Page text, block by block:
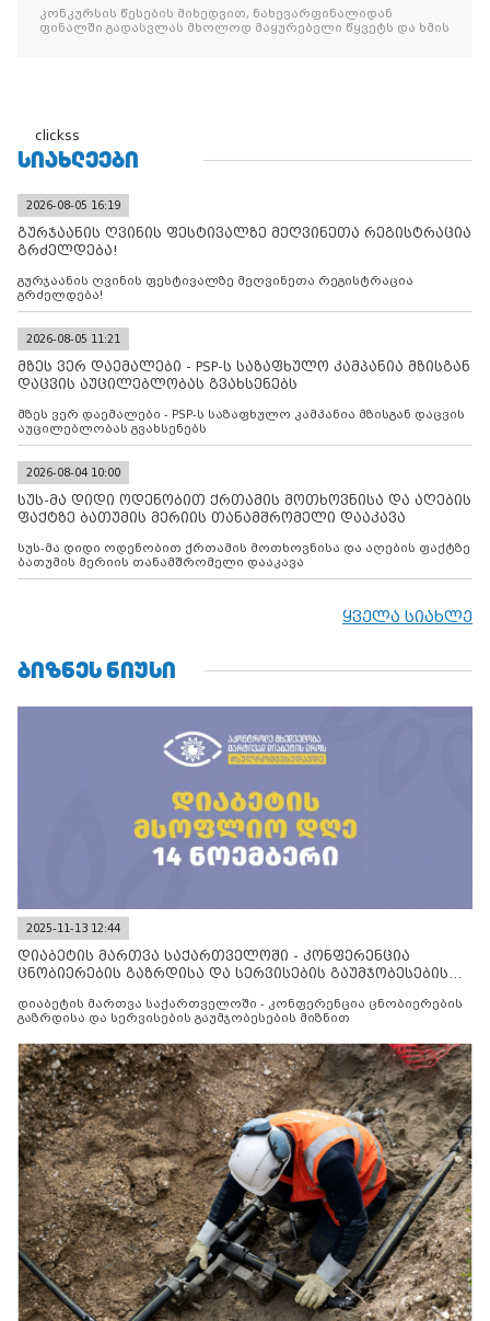
კონკურსის წესების მიხედვით, ნახევარფინალიდან
ფინალში გადასვლას მხოლოდ მაყურებელი წყვეტს და ხმის
clickss
ᲡᲘᲐᲮᲚᲔᲔᲑᲘ
2026-08-05 16:19
გურჯაანის ღვინის ფესტივალზე მეღვინეთა რეგისტრაცია
გრძელდება!
გურჯაანის ღვინის ფესტივალზე მეღვინეთა რეგისტრაცია
გრძელდება!
2026-08-05 11:21
მზეს ვერ დაემალები - PSP-ს საზაფხულო კამპანია მზისგან
დაცვის აუცილებლობას გვახსენებს
მზეს ვერ დაემალები - PSP-ს საზაფხულო კამპანია მზისგან დაცვის
აუცილებლობას გვახსენებს
2026-08-04 10:00
სუს-მა დიდი ოდენობით ქრთამის მოთხოვნისა და აღების
ფაქტზე ბათუმის მერიის თანამშრომელი დააკავა
სუს-მა დიდი ოდენობით ქრთამის მოთხოვნისა და აღების ფაქტზე
ბათუმის მერიის თანამშრომელი დააკავა
ყველა სიახლე
ᲑᲘᲖᲜᲔᲡ ᲜᲘᲣᲡᲘ
2025-11-13 12:44
დიაბეტის მართვა საქართველოში - კონფერენცია
ცნობიერების გაზრდისა და სერვისების გაუმჯობესების
დიაბეტის მართვა საქართველოში - კონფერენცია ცნობიერების
გაზრდისა და სერვისების გაუმჯობესების მიზნით